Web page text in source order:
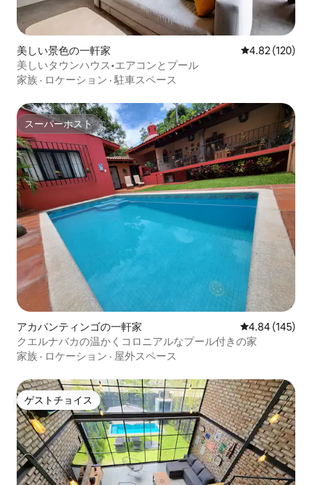
美しい景色の一軒家 レビュー120
4.82 (120)
美しいタウンハウス•エアコンとプール
家族 · ロケーション ·駐車スペース
スーパーホスト
スーパーホスト
アカパンティンゴの一軒家 レビュー145
4.84 (145)
クエルナバカの温かくコロニアルなプール付きの家
家族 · ロケーション · 屋外スペース
ゲストチョイス
ゲストチョイス